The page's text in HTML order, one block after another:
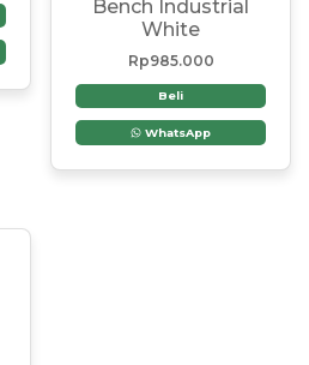
Bench Industrial
White
Rp985.000
Beli
WhatsApp